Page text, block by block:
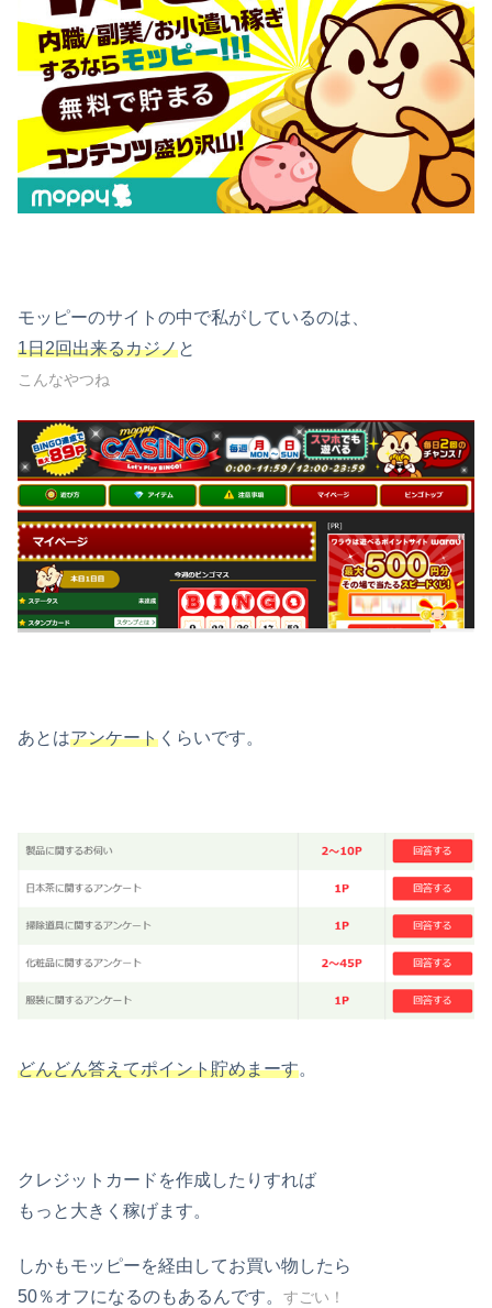
モッピーのサイトの中で私がしているのは、
1日2回出来るカジノと
こんなやつね
あとはアンケート くらいです。
どんどん答えてポイント貯めまーす。
クレジットカードを作成したりすれば
もっと大きく稼げます。
しかもモッピーを経由してお買い物したら
50％オフになるのもあるんです。 すごい！